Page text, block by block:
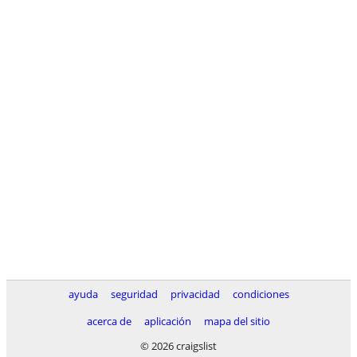
ayuda seguridad privacidad
condiciones
acerca de
aplicación
mapa del sitio
© 2026 craigslist